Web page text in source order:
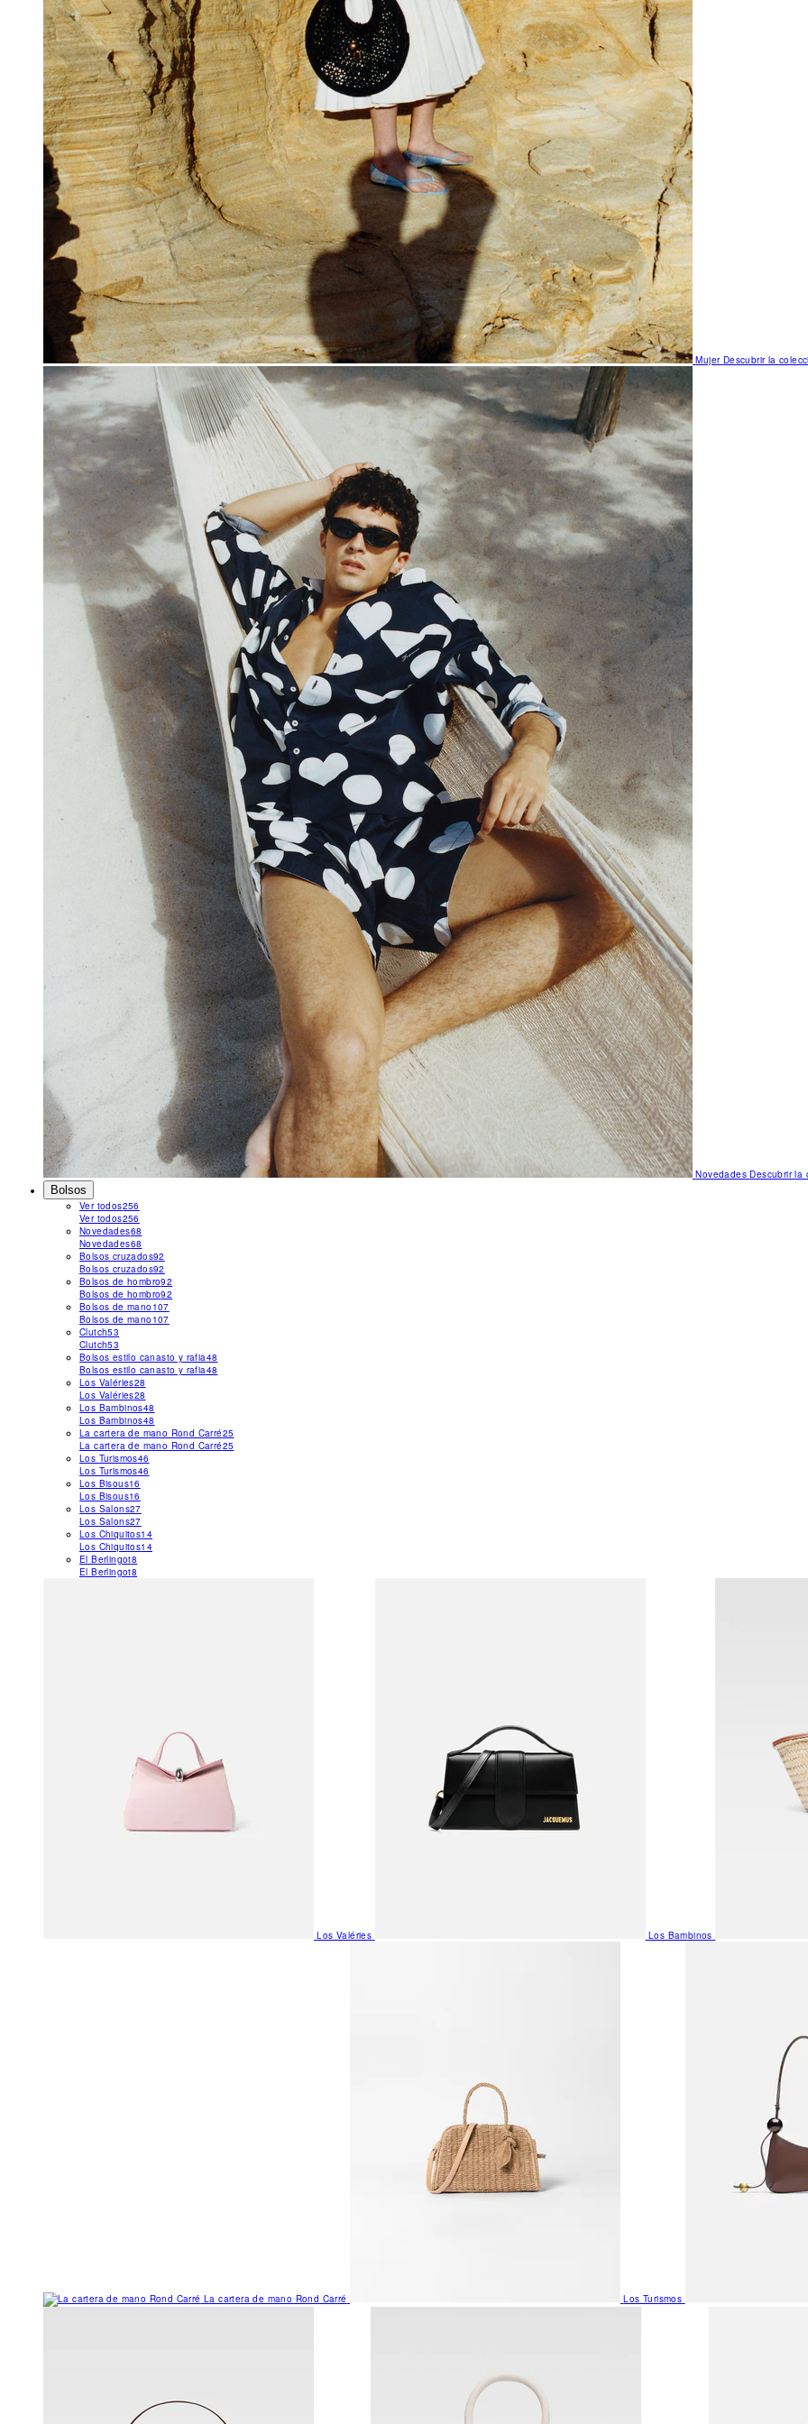
Mujer Descubrir la
NovedadesDescubrir la
Bolsos
Ver todos256
Ver todos256
Novedades68
Novedades68
Bolsos cruzados92
Bolsos cruzados92
Bolsos de hombro92
Bolsos de hombro92
Bolsos de mano 107
Bolsos de mano 107
Clutch53
Clutch53
Bolsos estilo canasto y rafia48
Bolsos estilo canasto y rafia48
Los Valéries28
Los Valéries28
Los Bambinos48
Los Bambinos48
La cartera de mano Rond Carré25
La cartera de mano Rond Carré25
Los Turismos46
Los Turismos46
Los Bisous16
Los Bisous16
Los Salons27
Los Salons27
Los Chiquitos14
Los Chiquitos14
El Berlingot8
El Berlingot8
Los Valéries Los Bambinos
La cartera de mano Rond Carré Los Turismos